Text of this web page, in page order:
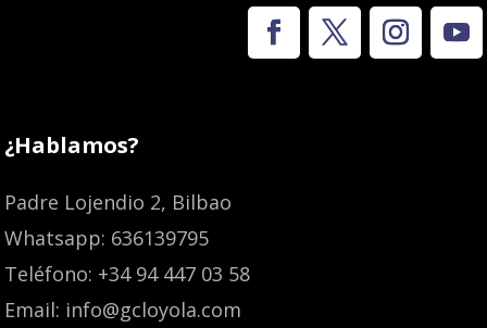
¿Hablamos?
Padre Lojendio 2, Bilbao
Whatsapp: 636139795
Teléfono: +34 94 447 03 58
Email: info@gcloyola.com